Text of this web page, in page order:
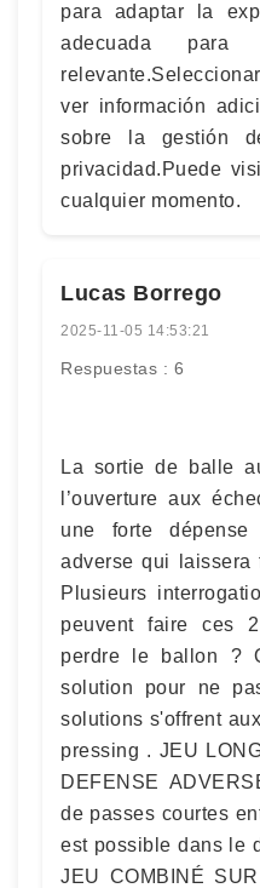
para adaptar la
adecuada
ver información
sobre la gestión
privacidad.Puede
cualquier momento.
Lucas Borrego
2025-11-05 14:53:21
Respuestas : 6
La sortie de balle
l’ouverture aux
une forte dépense
adverse qui laissera
Plusieurs
peuvent faire ces
perdre le ballon ?
solution pour ne
solutions s'offrent
pressing . JEU
DEFENSE
de passes courtes
est possible dans le
JEU COMBINÉ